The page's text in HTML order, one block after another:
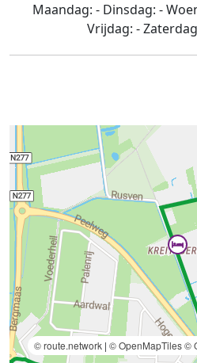
Maandag: - Dinsdag: -
Vrijdag: -
© route.network | © OpenMapTiles©